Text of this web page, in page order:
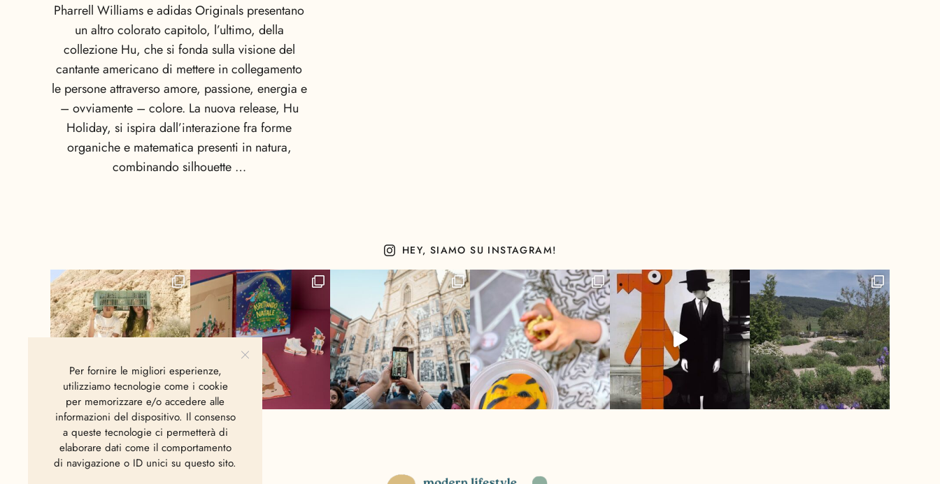
Pharrell Williams e adidas Originals presentano
un altro colorato capitolo, l’ultimo, della
collezione Hu, che si fonda sulla visione del
cantante americano di mettere in collegamento
le persone attraverso amore, passione, energia e
– ovviamente – colore. La nuova release, Hu
Holiday, si ispira dall’interazione fra forme
organiche e matematica presenti in natura,
combinando silhouette …
HEY, SIAMO SU INSTAGRAM!
Per fornire le migliori esperienze,
utilizziamo tecnologie come i cookie
per memorizzare e/o accedere alle
informazioni del dispositivo. Il consenso
a queste tecnologie ci permetterà di
elaborare dati come il comportamento
di navigazione o ID unici su questo sito.